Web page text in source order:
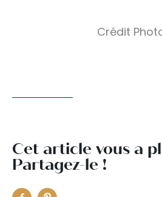
Crédit
Cet article vous a
Partagez-le !